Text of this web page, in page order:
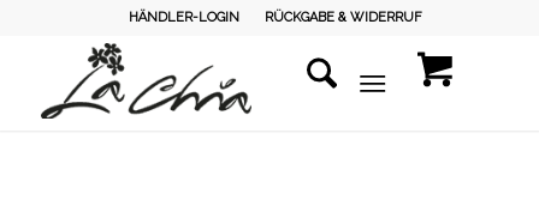
HÄNDLER-LOGIN RÜCKGABE & WIDERRUF